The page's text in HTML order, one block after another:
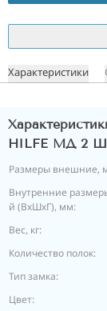
Характеристики
HILFE МД 2
Размеры внешние,
Внутренние
й (ВхШхГ), мм:
Вес, кг:
Количество полок:
Тип замка:
Цвет: